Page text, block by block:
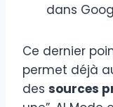
dans
Ce dernier
permet déjà
des sources